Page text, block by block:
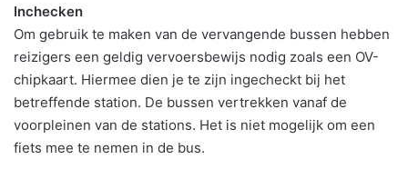
Inchecken
Om gebruik te maken van de vervangende bussen hebben
reizigers een geldig vervoersbewijs nodig zoals een OV-
chipkaart. Hiermee dien je te zijn ingecheckt bij het
betreffende station. De bussen vertrekken vanaf de
voorpleinen van de stations. Het is niet mogelijk om een
fiets mee te nemen in de bus.